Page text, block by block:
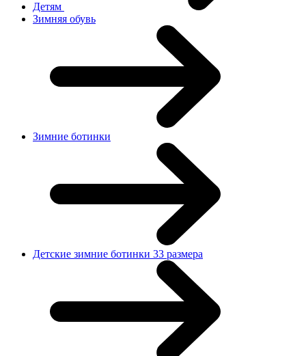
Детям
Зимняя обувь
Зимние ботинки
Детские зимние ботинки 33 размера